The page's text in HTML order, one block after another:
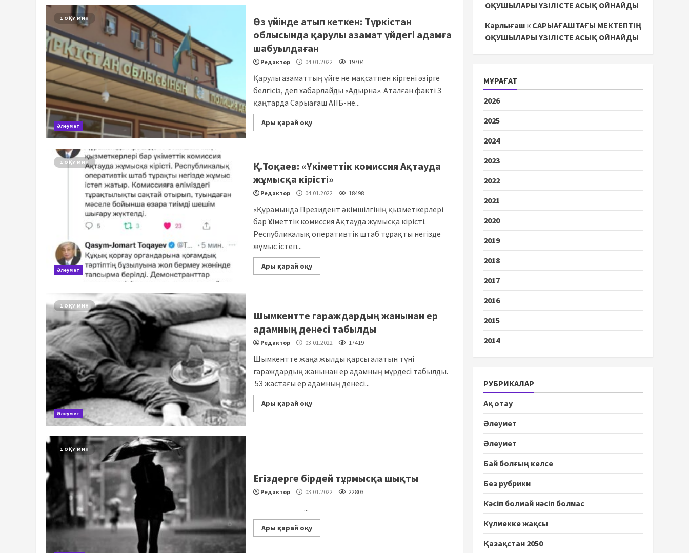
1 ОҚУ МИН
Әлеумет
Өз үйінде атып кеткен: Түркістан
облысында қарулы азамат үйдегі адамға
шабуылдаған
Редактор 04.01.2022 19704
Қарулы азаматтың үйге не мақсатпен кіргені әзірге
белгісіз, деп хабарлайды «Адырна». Аталған факті 3
қаңтарда Сарыағаш АІІБ-не...
Ары қарай оқу
1 ОҚУ МИН
Әлеумет
Қ.Тоқаев: «Үкіметтік комиссия Ақтауда
жұмысқа кірісті»
Редактор 04.01.2022 18498
«Құрамында Президент әкімшілгінің қызметкерлері
бар Үкіметтік комиссия Ақтауда жұмысқа кірісті.
Республикалық оперативтік штаб тұрақты негізде
жұмыс істеп...
Ары қарай оқу
1 ОҚУ МИН
Әлеумет
Шымкентте гараждардың жанынан ер
адамның денесі табылды
Редактор 03.01.2022 17419
Шымкентте жаңа жылды қарсы алатын түні
гараждардың жанынан ер адамның мүрдесі табылды.
53 жастағы ер адамның денесі...
Ары қарай оқу
1 ОҚУ МИН
Егіздерге бірдей тұрмысқа шықты
Редактор 03.01.2022 22803
...
Ары қарай оқу
ОҚУШЫЛАРЫ ҮЗІЛІСТЕ АСЫҚ ОЙНАЙДЫ
Карлығашк САРЫАҒАШТАҒЫ МЕКТЕПТІҢ
ОҚУШЫЛАРЫ ҮЗІЛІСТЕ АСЫҚ ОЙНАЙДЫ
МҰРАҒАТ
2026
2025
2024
2023
2022
2021
2020
2019
2018
2017
2016
2015
2014
РУБРИКАЛАР
Ақ отау
Әлеумет
Әлеумет
Бай болғың келсе
Без рубрики
Кәсіп болмай нәсіп болмас
Күлмекке жақсы
Қазақстан 2050